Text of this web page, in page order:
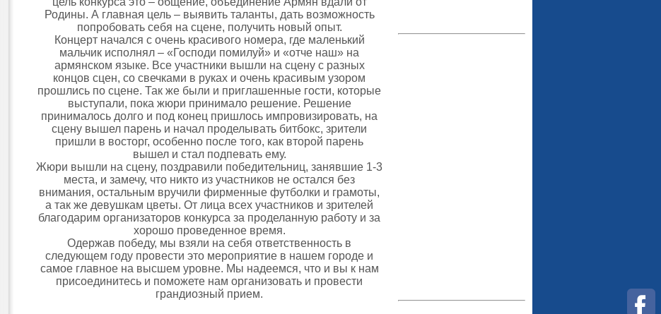
Родины. А главная цель – выявить таланты, дать возможность
попробовать себя на сцене, получить новый опыт.
Концерт начался с очень красивого номера, где маленький
мальчик исполнял – «Господи помилуй» и «отче наш» на
армянском языке. Все участники вышли на сцену с разных
концов сцен, со свечками в руках и очень красивым узором
прошлись по сцене. Так же были и приглашенные гости, которые
выступали, пока жюри принимало решение. Решение
принималось долго и под конец пришлось импровизировать, на
сцену вышел парень и начал проделывать битбокс, зрители
пришли в восторг, особенно после того, как второй парень
вышел и стал подпевать ему.
Жюри вышли на сцену, поздравили победительниц, занявшие 1-3
места, и замечу, что никто из участников не остался без
внимания, остальным вручили фирменные футболки и грамоты,
а так же девушкам цветы. От лица всех участников и зрителей
благодарим организаторов конкурса за проделанную работу и за
хорошо проведенное время.
Одержав победу, мы взяли на себя ответственность в
следующем году провести это мероприятие в нашем городе и
самое главное на высшем уровне. Мы надеемся, что и вы к нам
присоединитесь и поможете нам организовать и провести
грандиозный прием.